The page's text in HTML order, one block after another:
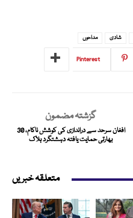
شادی مداحوں
Pinterest
گزشتہ مضمون
افغان سرحد سے دراندازی کی کوشش ناکام، 30
بھارتی حمایت یافتہ دہشتگرد ہلاک
متعلقہ خبریں